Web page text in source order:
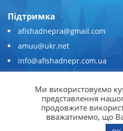
Підтримка
afishadnepra@gmail.com
amuu@ukr.net
info@afishadnepr.com.ua
Приєднуйтесь
Ми використовуємо
представлення
продовжите
вважатимемо, що